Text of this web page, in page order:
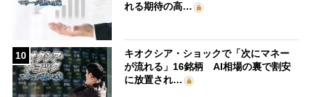
れる期待の高…
10
キオクシア・ショックで「次にマネー
が流れる」16銘柄 AI相場の裏で割安
に放置され…